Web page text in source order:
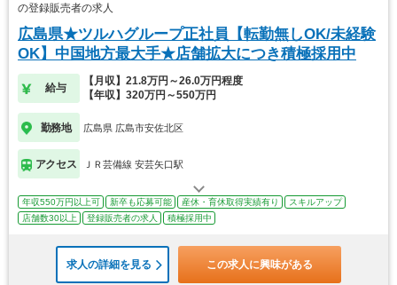
の登録販売者の求人
広島県★ツルハグループ正社員【転勤無しOK/未経験
OK】中国地方最大手★店舗拡大につき積極採用中
給与
【月収】21.8万円～26.0万円程度
【年収】320万円～550万円
勤務地 広島県 広島市安佐北区
アクセス ＪＲ芸備線 安芸矢口駅
年収550万円以上可 新卒も応募可能 産休・育休取得実績有り
スキルアップ
店舗数30以上
登録販売者の求人 積極採用中
求人の詳細を見る この求人に興味がある